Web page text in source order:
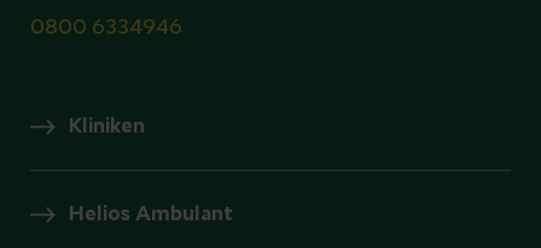
0800 6334946
Kliniken
Helios Ambulant